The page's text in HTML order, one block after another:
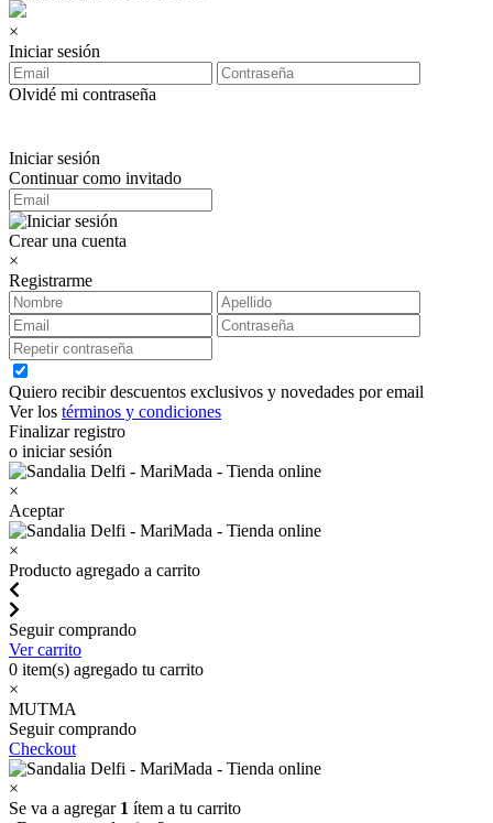
×
Iniciar sesión
Olvidé mi contraseña
Iniciar sesión
Continuar como invitado
Crear una cuenta
×
Registrarme
Quiero recibir descuentos exclusivos y novedades por email
Ver los términos y condiciones
Finalizar registro
o iniciar sesión
×
Aceptar
×
Producto agregado a carrito
Seguir comprando
Ver carrito
0 item(s) agregado tu carrito
×
MUTMA
Seguir comprando
Checkout
×
Se va a agregar 1 ítem a tu carrito